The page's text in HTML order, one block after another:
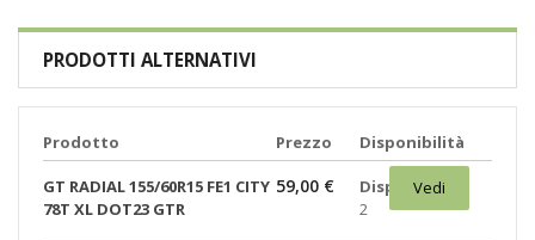
PRODOTTI ALTERNATIVI
Prodotto Prezzo Disponibilità
GT RADIAL 155/60R15 FE1 CITY
78T XL DOT23 GTR
59,00 €
Disponibili:
2
Vedi